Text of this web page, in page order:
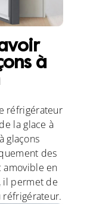
à
réfrigérateur
la glace à
glaçons
des
amovible en
il permet de